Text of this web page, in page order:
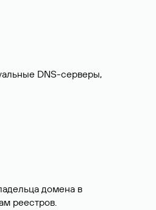
DNS-серверы,
домена в
реестров.